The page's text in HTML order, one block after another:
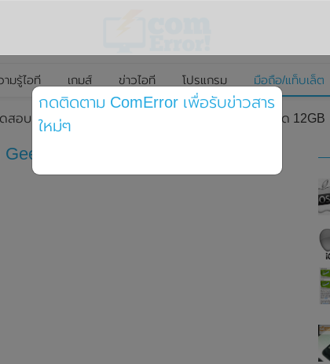
ามรู้ไอที เกมส์ ข่าวไอที โปรแกรม มือถือ/แท็บเล็ต
สอบประสิทธิภาพบน Geekbench มาพร้อม RAM ขนาด 12GB
มาพร้อม RAM ขนาด
กดติดตาม ComError เพื่อรับข่าวสาร
ใหม่ๆ